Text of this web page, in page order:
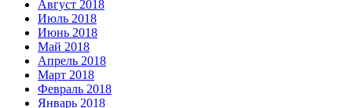
Август 2018
Июль 2018
Июнь 2018
Май 2018
Апрель 2018
Март 2018
Февраль 2018
Январь 2018